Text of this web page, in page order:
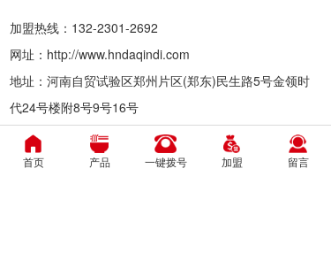
加盟热线：132-2301-2692
网址：http://www.hndaqindi.com
地址：河南自贸试验区郑州片区(郑东)民生路5号金领时
代24号楼附8号9号16号
官方微信 加盟热线：132-2301-2692
首页 产品 一键拨号 加盟 留言